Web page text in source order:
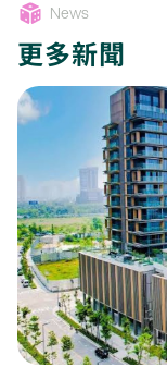
News
更多新聞